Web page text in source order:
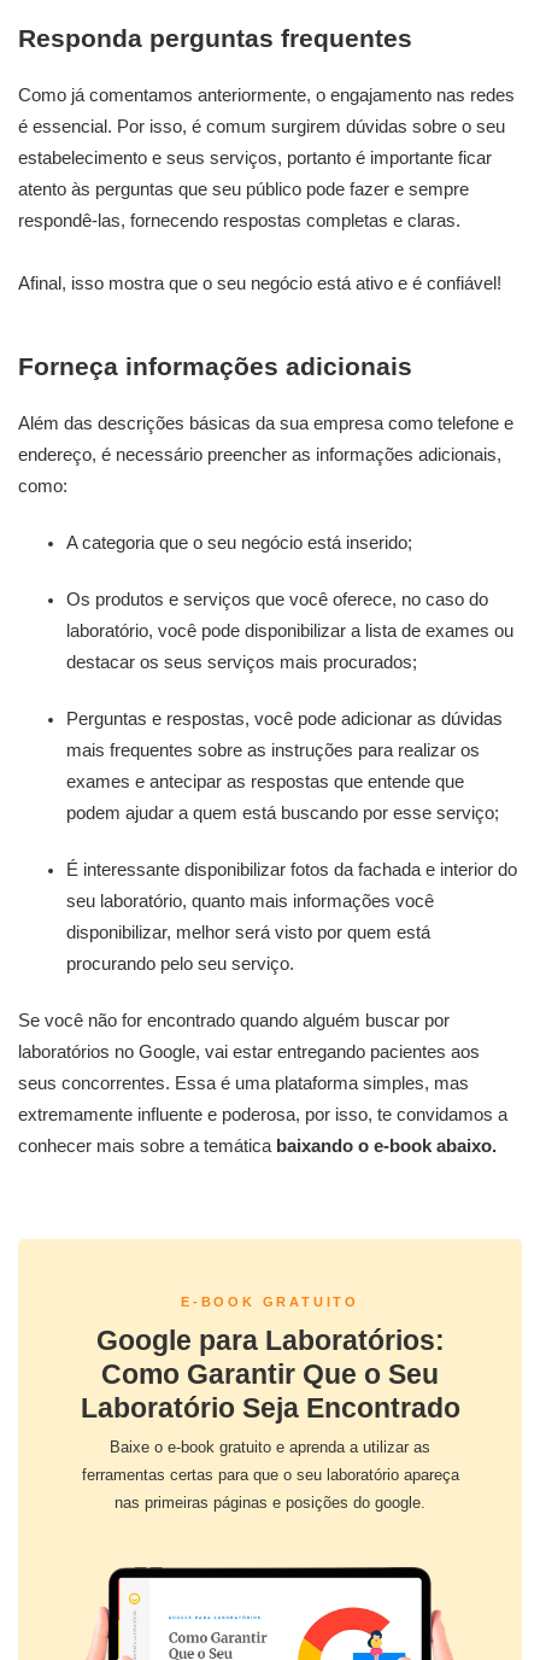
Responda perguntas frequentes
Como já comentamos anteriormente, o engajamento nas redes
é essencial. Por isso, é comum surgirem dúvidas sobre o seu
estabelecimento e seus serviços, portanto é importante ficar
atento às perguntas que seu público pode fazer e sempre
respondê-las, fornecendo respostas completas e claras.
Afinal, isso mostra que o seu negócio está ativo e é confiável!
Forneça informações adicionais
Além das descrições básicas da sua empresa como telefone e
endereço, é necessário preencher as informações adicionais,
como:
A categoria que o seu negócio está inserido;
Os produtos e serviços que você oferece, no caso do
laboratório, você pode disponibilizar a lista de exames ou
destacar os seus serviços mais procurados;
Perguntas e respostas, você pode adicionar as dúvidas
mais frequentes sobre as instruções para realizar os
exames e antecipar as respostas que entende que
podem ajudar a quem está buscando por esse serviço;
É interessante disponibilizar fotos da fachada e interior do
seu laboratório, quanto mais informações você
disponibilizar, melhor será visto por quem está
procurando pelo seu serviço.
Se você não for encontrado quando alguém buscar por
laboratórios no Google, vai estar entregando pacientes aos
seus concorrentes. Essa é uma plataforma simples, mas
extremamente influente e poderosa, por isso, te convidamos a
conhecer mais sobre a temática baixando o e-book abaixo.
E-BOOK GRATUITO
Google para Laboratórios:
Como Garantir Que o Seu
Laboratório Seja Encontrado
Baixe o e-book gratuito e aprenda a utilizar as
ferramentas certas para que o seu laboratório apareça
nas primeiras páginas e posições do google.